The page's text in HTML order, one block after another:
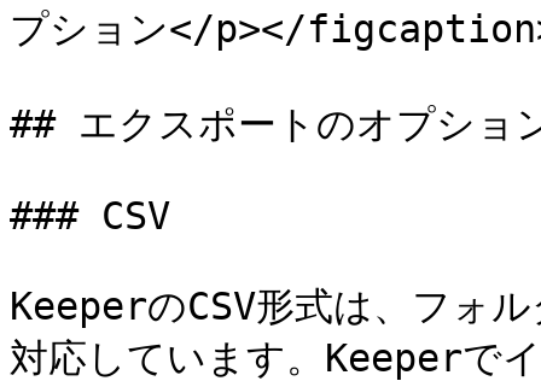
プション</p></
## エクスポートのオプショ
### CSV
KeeperのCSV形式は、フォ
対応しています。Keeperで